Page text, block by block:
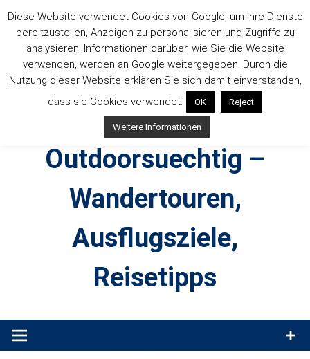
Inhalt
springen
Outdoorsuechtig –
Wandertouren,
Ausflugsziele,
Reisetipps
Produkttests und Buchrezensionen. Ein Blog für alle, die gern
Diese Website verwendet Cookies von Google, um ihre Dienste
bereitzustellen, Anzeigen zu personalisieren und Zugriffe zu
analysieren. Informationen darüber, wie Sie die Website
verwenden, werden an Google weitergegeben. Durch die
Nutzung dieser Website erklären Sie sich damit einverstanden,
dass sie Cookies verwendet.
OK Reject
Weitere Informationen